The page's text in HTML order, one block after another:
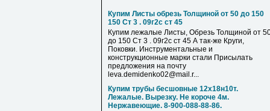
Купим Листы обрезь Толщиной от 50 до 150
150 Ст 3 . 09г2с ст 45
Купим лежалые Листы, Обрезь Толщиной от
до 150 Ст 3 . 09г2с ст 45 А так-же Круги,
Поковки. Инструментальные и
конструкционные марки стали Присылать
предложения на почту
leva.demidenko02@mail.r...
Купим трубы бесшовные 12х18н10т.
Лежалые. Вырезку. Не короче 4м.
Нержавеющие. 8-900-088-88-86.